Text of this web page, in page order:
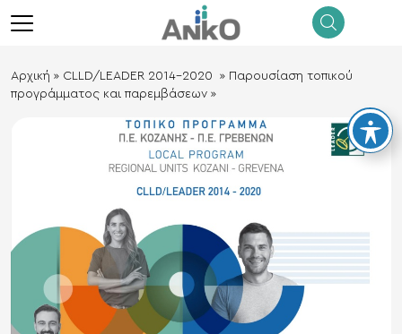
Αρχική » CLLD/LEADER 2014-2020 » Παρουσίαση τοπικού
προγράμματος και παρεμβάσεων »